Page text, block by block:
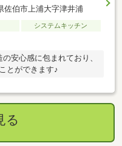
佐伯市上浦大字津井浦
システムキッチン
安心感に包まれており、
とができます♪
る